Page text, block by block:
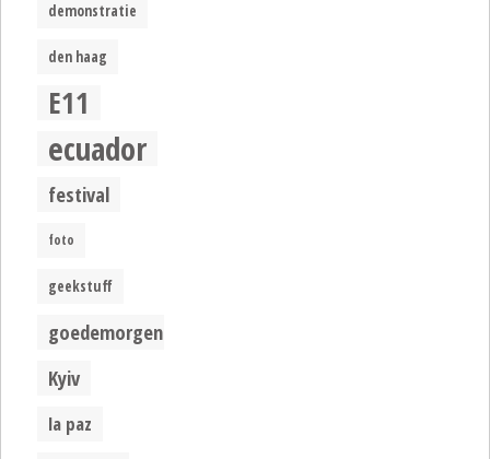
demonstratie
den haag
E11
ecuador
festival
foto
geekstuff
goedemorgen
Kyiv
la paz